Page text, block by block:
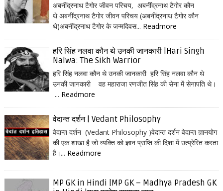
अबनींद्रनाथ टैगोर जीवन परिचय, अबनींद्रनाथ टैगोर कौन
थे अबनींद्रनाथ टैगोर जीवन परिचय (अबनींद्रनाथ टैगोर कौन
थे)अबनींद्रनाथ टैगोर के जन्मदिवस... Readmore
हरि सिंह नलवा कौन थे उनकी जानकारी |Hari Singh
Nalwa: The Sikh Warrior
हरि सिंह नलवा कौन थे उनकी जानकारी हरि सिंह नलवा कौन थे
उनकी जानकारी वह महाराजा रणजीत सिंह की सेना में सेनापति थे।
... Readmore
वेदान्त दर्शन | Vedant Philosophy
वेदान्त दर्शन (Vedant Philosophy )वेदान्त दर्शन वेदान्त ज्ञानयोग
की एक शाखा है जो व्यक्ति को ज्ञान प्राप्ति की दिशा में उत्प्रेरित करता
है।... Readmore
MP GK in Hindi |MP GK – Madhya Pradesh GK